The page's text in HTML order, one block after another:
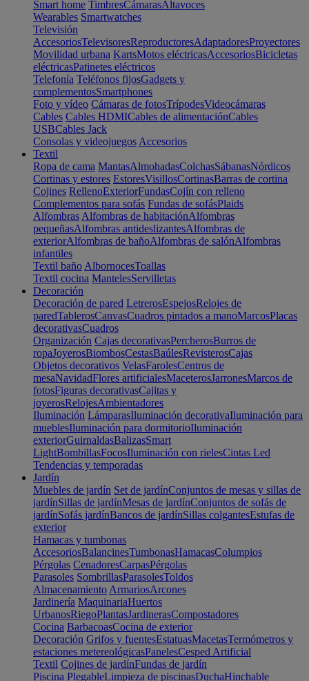
Smart home TimbresCámarasAltavoces
Wearables Smartwatches
Televisión
AccesoriosTelevisoresReproductoresAdaptadoresProyectores
Movilidad urbana KartsMotos eléctricasAccesoriosBicicletas
eléctricasPatinetes eléctricos
Telefonía Teléfonos fijosGadgets y
complementosSmartphones
Foto y vídeo Cámaras de fotosTrípodesVideocámaras
Cables Cables HDMICables de alimentaciónCables
USBCables Jack
Consolas y videojuegos Accesorios
Textil
Ropa de cama MantasAlmohadasColchasSábanasNórdicos
Cortinas y estores EstoresVisillosCortinasBarras de cortina
Cojines RellenoExteriorFundasCojín con relleno
Complementos para sofás Fundas de sofásPlaids
Alfombras Alfombras de habitaciónAlfombras
pequeñasAlfombras antideslizantesAlfombras de
exteriorAlfombras de bañoAlfombras de salónAlfombras
infantiles
Textil baño AlbornocesToallas
Textil cocina MantelesServilletas
Decoración
Decoración de pared LetrerosEspejosRelojes de
paredTablerosCanvasCuadros pintados a manoMarcosPlacas
decorativasCuadros
Organización Cajas decorativasPercherosBurros de
ropaJoyerosBiombosCestasBaúlesRevisterosCajas
Objetos decorativos VelasFarolesCentros de
mesaNavidadFlores artificialesMaceterosJarronesMarcos de
fotosFiguras decorativasCajitas y
joyerosRelojesAmbientadores
Iluminación LámparasIluminación decorativaIluminación para
mueblesIluminación para dormitorioIluminación
exteriorGuirnaldasBalizasSmart
LightBombillasFocosIluminación con rielesCintas Led
Tendencias y temporadas
Jardín
Muebles de jardín Set de jardínConjuntos de mesas y sillas de
jardínSillas de jardínMesas de jardínConjuntos de sofás de
jardínSofás jardínBancos de jardínSillas colgantesEstufas de
exterior
Hamacas y tumbonas
AccesoriosBalancinesTumbonasHamacasColumpios
Pérgolas CenadoresCarpasPérgolas
Parasoles SombrillasParasolesToldos
Almacenamiento ArmariosArcones
Jardinería MaquinariaHuertos
UrbanosRiegoPlantasJardinerasCompostadores
Cocina BarbacoasCocina de exterior
Decoración Grifos y fuentesEstatuasMacetasTermómetros y
estaciones metereológicasPanelesCesped Artificial
Textil Cojines de jardínFundas de jardín
Piscina PlegableLimpieza de piscinasDuchaHinchable